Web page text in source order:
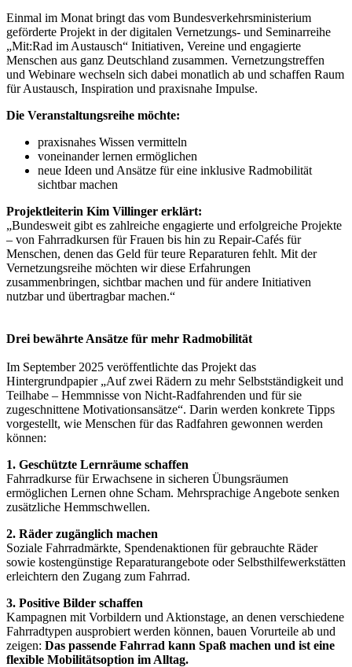
Einmal im Monat bringt das vom Bundesverkehrsministerium
geförderte Projekt in der digitalen Vernetzungs- und Seminarreihe
„Mit:Rad im Austausch“ Initiativen, Vereine und engagierte
Menschen aus ganz Deutschland zusammen. Vernetzungstreffen
und Webinare wechseln sich dabei monatlich ab und schaffen Raum
für Austausch, Inspiration und praxisnahe Impulse.
Die Veranstaltungsreihe möchte:
praxisnahes Wissen vermitteln
voneinander lernen ermöglichen
neue Ideen und Ansätze für eine inklusive Radmobilität
sichtbar machen
Projektleiterin Kim Villinger erklärt:
„Bundesweit gibt es zahlreiche engagierte und erfolgreiche Projekte
– von Fahrradkursen für Frauen bis hin zu Repair-Cafés für
Menschen, denen das Geld für teure Reparaturen fehlt. Mit der
Vernetzungsreihe möchten wir diese Erfahrungen
zusammenbringen, sichtbar machen und für andere Initiativen
nutzbar und übertragbar machen.“
Drei bewährte Ansätze für mehr Radmobilität
Im September 2025 veröffentlichte das Projekt das
Hintergrundpapier „Auf zwei Rädern zu mehr Selbstständigkeit und
Teilhabe – Hemmnisse von Nicht-Radfahrenden und für sie
zugeschnittene Motivationsansätze“. Darin werden konkrete Tipps
vorgestellt, wie Menschen für das Radfahren gewonnen werden
können:
1. Geschützte Lernräume schaffen
Fahrradkurse für Erwachsene in sicheren Übungsräumen
ermöglichen Lernen ohne Scham. Mehrsprachige Angebote senken
zusätzliche Hemmschwellen.
2. Räder zugänglich machen
Soziale Fahrradmärkte, Spendenaktionen für gebrauchte Räder
sowie kostengünstige Reparaturangebote oder Selbsthilfewerkstätten
erleichtern den Zugang zum Fahrrad.
3. Positive Bilder schaffen
Kampagnen mit Vorbildern und Aktionstage, an denen verschiedene
Fahrradtypen ausprobiert werden können, bauen Vorurteile ab und
zeigen: Das passende Fahrrad kann Spaß machen und ist eine
flexible Mobilitätsoption im Alltag.